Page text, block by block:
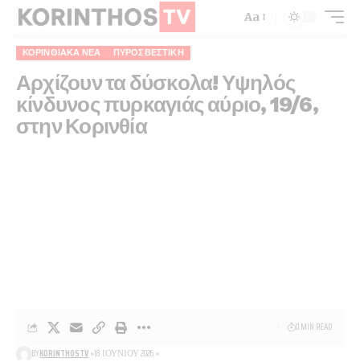
Aa
ΚΟΡΙΝΘΙΑΚΆ ΝΈΑ ΠΥΡΟΣΒΕΣΤΙΚΉ
Αρχίζουν τα δύσκολα! Υψηλός
κίνδυνος πυρκαγιάς αύριο, 19/6,
στην Κορινθία
BYKORINTHOSTV 18 ΙΟΥΝΊΟΥ 2026
0 MIN READ